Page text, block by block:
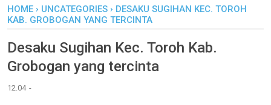
HOME › UNCATEGORIES › DESAKU SUGIHAN KEC. TOROH
KAB. GROBOGAN YANG TERCINTA
Desaku Sugihan Kec. Toroh Kab.
Grobogan yang tercinta
12.04